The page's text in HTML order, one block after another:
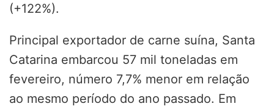
(+122%).
Principal exportador de carne suína, Santa
Catarina embarcou 57 mil toneladas em
fevereiro, número 7,7% menor em relação
ao mesmo período do ano passado. Em